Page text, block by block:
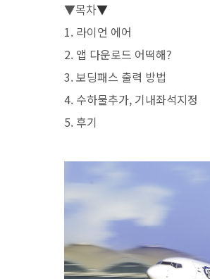
▼목차▼
1. 라이언 에어
2. 앱 다운로드 어떡해?
3. 보딩패스 출력 방법
4. 수하물추가, 기내좌석지정
5. 후기